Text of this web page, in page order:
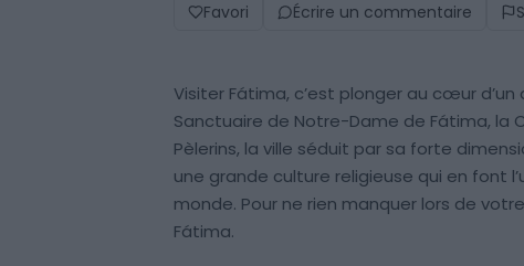
Favori Écrire un commentaire
Visiter Fátima, c’est plonger au cœur
Sanctuaire de Notre-Dame de Fátima, la
Pèlerins, la ville séduit par sa forte
une grande culture religieuse qui en font
monde. Pour ne rien manquer lors de
Fátima.